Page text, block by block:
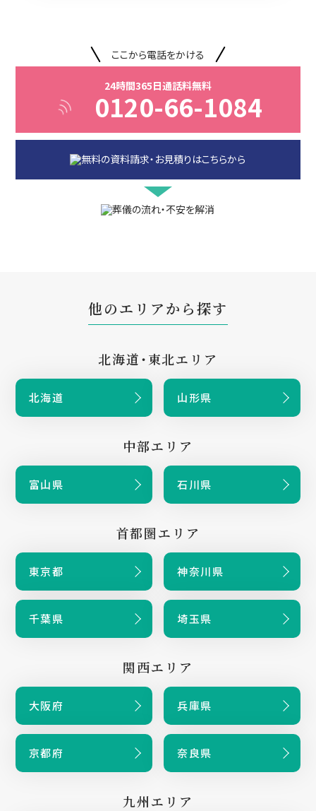
ここから電話をかける
24時間365日通話料無料
0120-66-1084
他のエリアから探す
北海道・東北エリア
北海道 山形県
中部エリア
富山県 石川県
首都圏エリア
東京都 神奈川県
千葉県 埼玉県
関西エリア
大阪府 兵庫県
京都府 奈良県
九州エリア